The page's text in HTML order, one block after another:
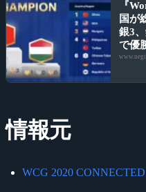
『
国が
銀3
で優
情報元
WCG 2020 CONNECTED